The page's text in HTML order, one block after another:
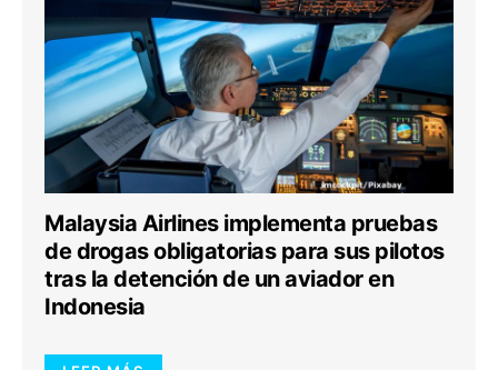
Malaysia Airlines implementa pruebas
de drogas obligatorias para sus pilotos
tras la detención de un aviador en
Indonesia